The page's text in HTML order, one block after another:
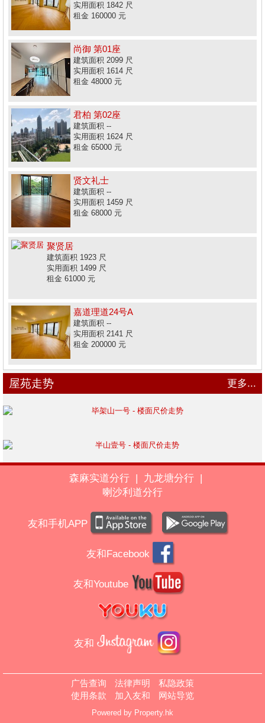
实用面积 1842 尺
租金 160000 元
尚御 第01座
建筑面积 2099 尺
实用面积 1614 尺
租金 48000 元
君柏 第02座
建筑面积 --
实用面积 1624 尺
租金 65000 元
贤文礼士
建筑面积 --
实用面积 1459 尺
租金 68000 元
聚贤居
建筑面积 1923 尺
实用面积 1499 尺
租金 61000 元
嘉道理道24号A
建筑面积 --
实用面积 2141 尺
租金 200000 元
屋苑走势 更多...
森麻实道分行 | 九龙塘分行
|
喇沙利道分行
友和手机APP
友和Facebook
友和Youtube
友和
广告查询 法律声明
私隐政策
使用条款
加入友和 网站导览
Powered by Property.hk